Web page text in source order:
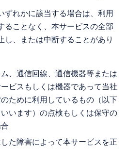
ずれかに該当する場合は、利用
ることなく、本サービスの全部
し、または中断することがあり
、通信回線、通信機器等または
ビスもしくは機器であって当社
ために利用しているもの（以下
いいます）の点検もしくは保守の
た障害によって本サービスを正